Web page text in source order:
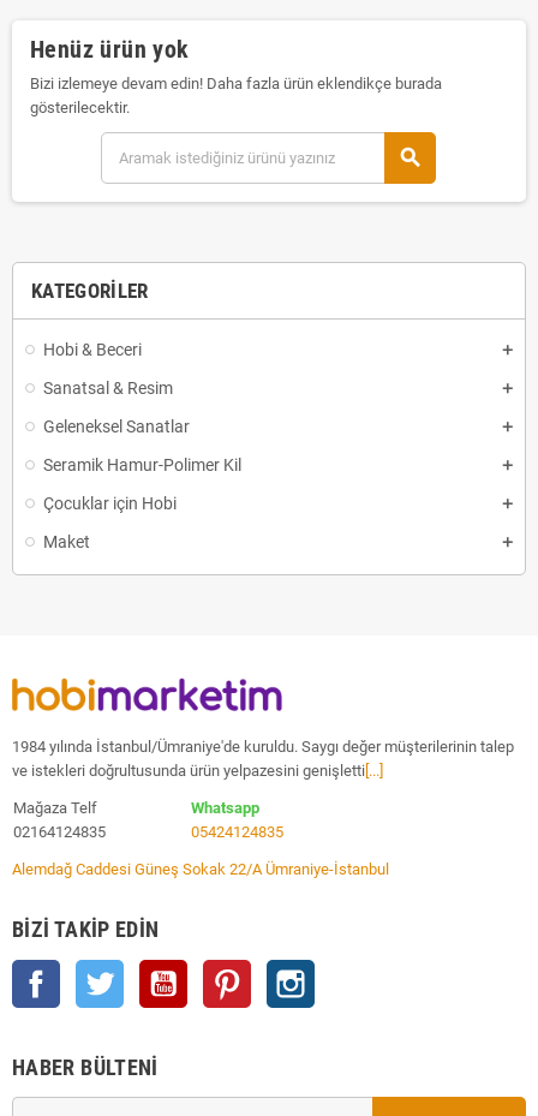
KATEGORILER
Hobi & Beceri
Sanatsal & Resim
Geleneksel Sanatlar
Seramik Hamur-Polimer Kil
Çocuklar için Hobi
Maket
Henüz ürün yok
Bizi izlemeye devam edin! Daha fazla ürün eklendikçe burada
gösterilecektir.
search
1984 yılında İstanbul/Ümraniye'de kuruldu. Saygı değer müşterilerinin talep
ve istekleri doğrultusunda ürün yelpazesini genişletti [...]
Mağaza Telf
02164124835
Whatsapp
05424124835
Alemdağ Caddesi Güneş Sokak 22/A Ümraniye-İstanbul
BIZI TAKIP EDIN
Facebook Twitter YouTube Pinterest
HABER BÜLTENI